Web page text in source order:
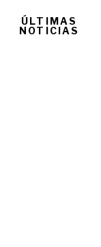
ÚLTIMAS
NOTICIAS